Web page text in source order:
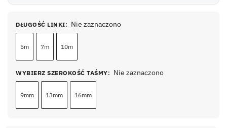
DŁUGOŚĆ LINKI: Nie zaznaczono
5m 7m 10m
WYBIERZ SZEROKOŚĆ TAŚMY: Nie zaznaczono
9mm 13mm 16mm